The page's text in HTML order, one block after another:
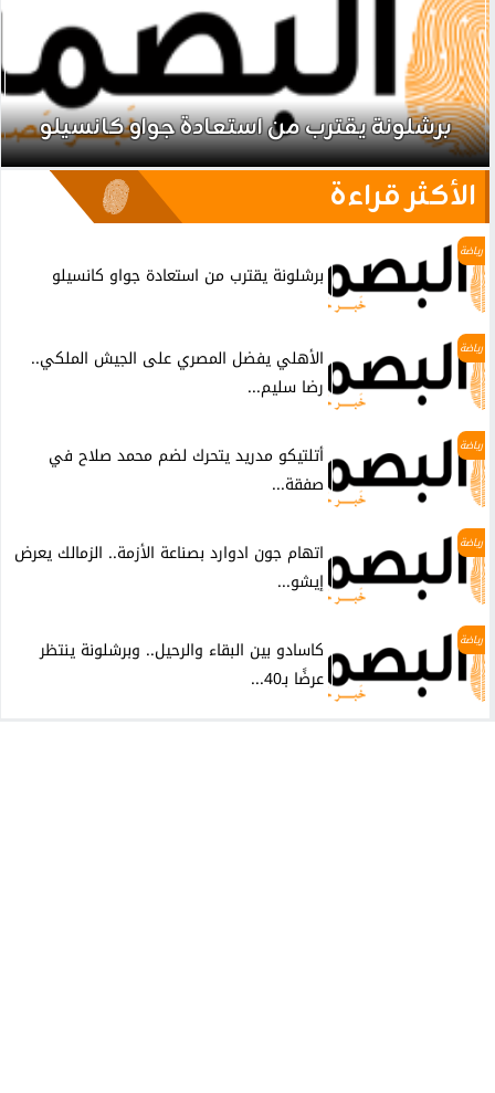
برشلونة يقترب من استعادة جواو كانسيلو
الأكثر قراءة
رياضة
برشلونة يقترب من استعادة جواو كانسيلو
رياضة
الأهلي يفضل المصري على الجيش الملكي..
رضا سليم...
رياضة
أتلتيكو مدريد يتحرك لضم محمد صلاح في
صفقة...
رياضة
اتهام جون ادوارد بصناعة الأزمة.. الزمالك يعرض
إيشو...
رياضة
كاسادو بين البقاء والرحيل.. وبرشلونة ينتظر
عرضًا بـ40...